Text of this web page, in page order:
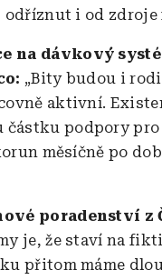
odříznut i od zdroje
na dávkový
„Bity budou i
aktivní.
částku podpory
měsíčně po
poradenství
je, že staví na
přitom máme